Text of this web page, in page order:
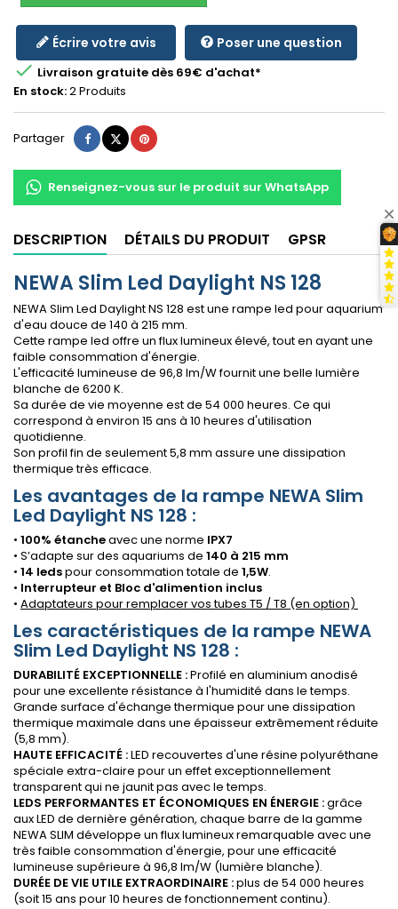
Écrire votre avis Poser une question
 Livraison gratuite dès 69€ d'achat*
En stock:2 Produits
Partager Partager
TweetPinterest
Renseignez-vous sur le produit sur WhatsApp
DESCRIPTION DÉTAILS DU PRODUIT GPSR
NEWA Slim Led Daylight NS 128
NEWA Slim Led Daylight NS 128 est une rampe led pour aquarium
d'eau douce de 140 à 215 mm.
Cette rampe led offre un flux lumineux élevé, tout en ayant une
faible consommation d'énergie.
L'efficacité lumineuse de 96,8 lm/W fournit une belle lumière
blanche de 6200 K.
Sa durée de vie moyenne est de 54 000 heures. Ce qui
correspond à environ 15 ans à 10 heures d'utilisation
quotidienne.
Son profil fin de seulement 5,8 mm assure une dissipation
thermique très efficace.
Les avantages de la rampe NEWA Slim
Led Daylight NS 128 :
• 100% étancheavec une norme IPX7
• S’adapte sur des aquariums de 140 à 215 mm
• 14 ledspour consommation totale de 1,5W.
• Interrupteur et Bloc d'alimention inclus
• Adaptateurs pour remplacer vos tubes T5 / T8 (en option)
Les caractéristiques de la rampe NEWA
Slim Led Daylight NS 128 :
DURABILITÉ EXCEPTIONNELLE :Profilé en aluminium anodisé
pour une excellente résistance à l'humidité dans le temps.
Grande surface d'échange thermique pour une dissipation
thermique maximale dans une épaisseur extrêmement réduite
(5,8 mm).
HAUTE EFFICACITÉ :LED recouvertes d'une résine polyuréthane
spéciale extra-claire pour un effet exceptionnellement
transparent qui ne jaunit pas avec le temps.
LEDS PERFORMANTES ET ÉCONOMIQUES EN ÉNERGIE :grâce
aux LED de dernière génération, chaque barre de la gamme
NEWA SLIM développe un flux lumineux remarquable avec une
très faible consommation d'énergie, pour une efficacité
lumineuse supérieure à 96,8 lm/W (lumière blanche).
DURÉE DE VIE UTILE EXTRAORDINAIRE :plus de 54 000 heures
(soit 15 ans pour 10 heures de fonctionnement continu).